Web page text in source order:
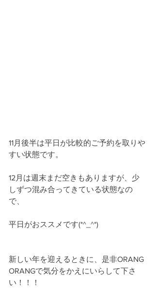
11月後半は平日が比較的ご予約を取りや
すい状態です。
12月は週末まだ空きもありますが、少
しずつ混み合ってきている状態なの
で、
平日がおススメです(*^_^*)
新しい年を迎えるときに、是非ORANG
ORANGで気分をかえにいらして下さ
い！！！